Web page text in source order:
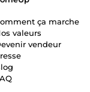
ça marche
valeurs
vendeur